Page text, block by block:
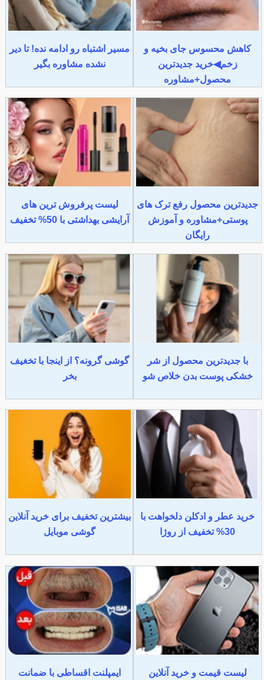
کاهش محسوس جای بخیه و
زخم◀خرید جدیدترین
محصول+مشاوره
مسیر اشتباه رو ادامه نده! تا دیر
نشده مشاوره بگیر
جدیدترین محصول رفع ترک های
پوستی+مشاوره و آموزش
رایگان
لیست پرفروش ترین های
آرایشی بهداشتی با 50% تخفیف
با جدیدترین محصول از شر
خشکی پوست بدن خلاص شو
گوشی گرونه؟ از اینجا با تخغیف
بخر
خرید عطر و ادکلن دلخواهت با
30% تخفیف از روژا
بیشترین تخفیف برای خرید آنلاین
گوشی موبایل
لیست قیمت و خرید آنلاین ایمپلنت اقساطی با ضمانت